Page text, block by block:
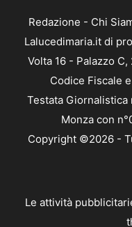
Redazione - Chi
Lalucedimaria.it di
Volta 16 - Palazzo
Codice Fiscale
Testata
Monza con
Copyright ©2026 -
Le attività